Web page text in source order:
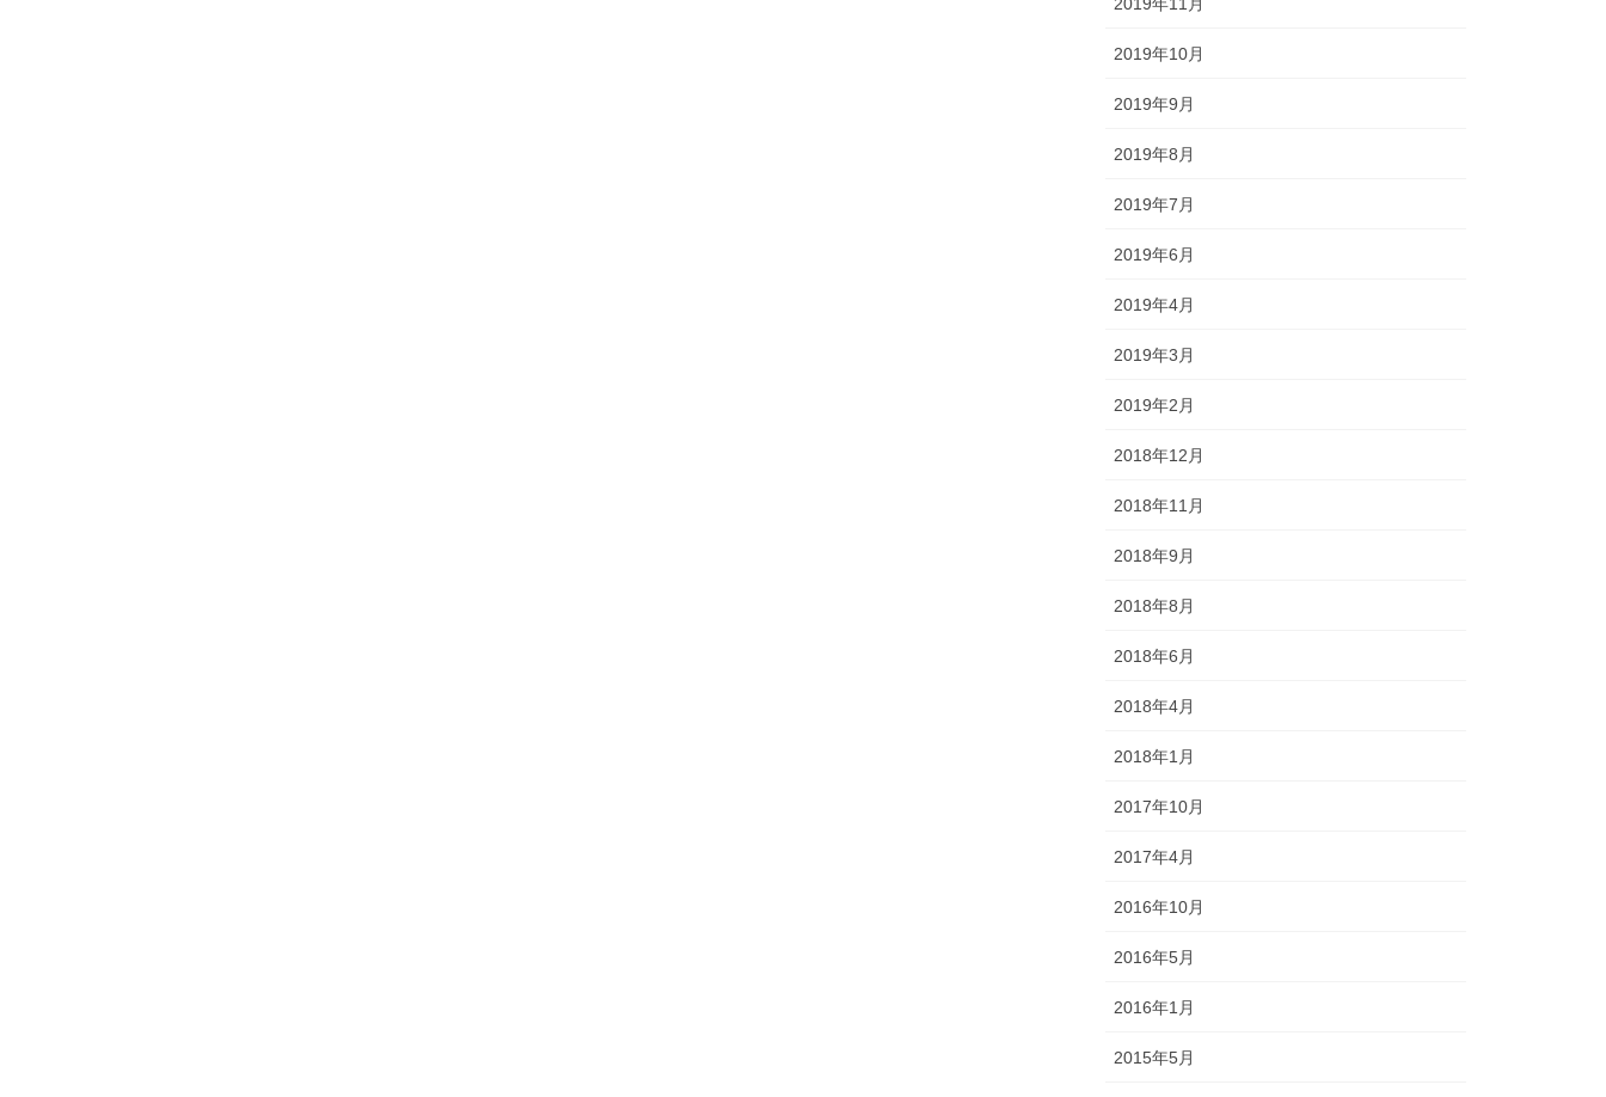
2019年10月
2019年9月
2019年8月
2019年7月
2019年6月
2019年4月
2019年3月
2019年2月
2018年12月
2018年11月
2018年9月
2018年8月
2018年6月
2018年4月
2018年1月
2017年10月
2017年4月
2016年10月
2016年5月
2016年1月
2015年5月